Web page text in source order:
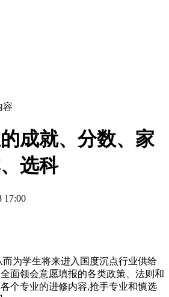
容
成就、分数、家
选科
17:00
为学生将来进入国度沉点行业供给
面领会意愿填报的各类政策、法则和
个专业的进修内容,抢手专业和慎选